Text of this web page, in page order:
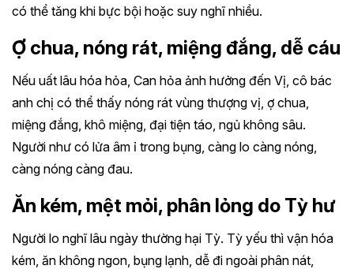
có thể tăng khi bực bội hoặc suy nghĩ nhiều.
Ợ chua, nóng rát, miệng đắng, dễ cáu
Nếu uất lâu hóa hỏa, Can hỏa ảnh hưởng đến Vị, cô bác
anh chị có thể thấy nóng rát vùng thượng vị, ợ chua,
miệng đắng, khô miệng, đại tiện táo, ngủ không sâu.
Người như có lửa âm ỉ trong bụng, càng lo càng nóng,
càng nóng càng đau.
Ăn kém, mệt mỏi, phân lỏng do Tỳ hư
Người lo nghĩ lâu ngày thường hại Tỳ. Tỳ yếu thì vận hóa
kém, ăn không ngon, bụng lạnh, dễ đi ngoài phân nát,